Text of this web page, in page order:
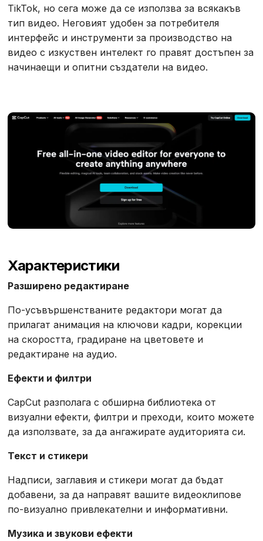
TikTok, но сега може да се използва за всякакъв
тип видео. Неговият удобен за потребителя
интерфейс и инструменти за производство на
видео с изкуствен интелект го правят достъпен за
начинаещи и опитни създатели на видео.
Характеристики
Разширено редактиране
По-усъвършенстваните редактори могат да
прилагат анимация на ключови кадри, корекции
на скоростта, градиране на цветовете и
редактиране на аудио.
Ефекти и филтри
CapCut разполага с обширна библиотека от
визуални ефекти, филтри и преходи, които можете
да използвате, за да ангажирате аудиторията си.
Текст и стикери
Надписи, заглавия и стикери могат да бъдат
добавени, за да направят вашите видеоклипове
по-визуално привлекателни и информативни.
Музика и звукови ефекти